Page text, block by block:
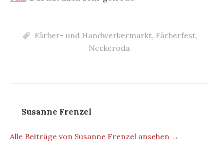
Färber- und Handwerkermarkt, Färberfest,
Neckeroda
Susanne Frenzel
Alle Beiträge von Susanne Frenzel ansehen →